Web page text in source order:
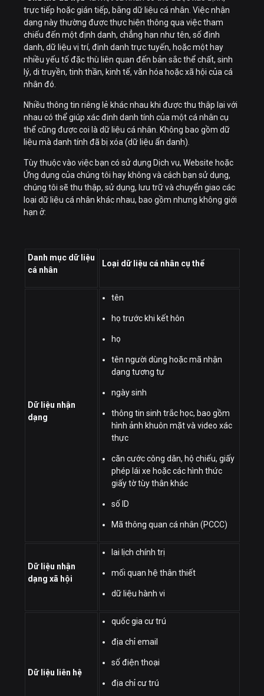
trực tiếp hoặc gián tiếp, bằng dữ liệu cá nhân. Việc nhận
dạng này thường được thực hiện thông qua việc tham
chiếu đến một định danh, chẳng hạn như tên, số định
danh, dữ liệu vị trí, định danh trực tuyến, hoặc một hay
nhiều yếu tố đặc thù liên quan đến bản sắc thể chất, sinh
lý, di truyền, tinh thần, kinh tế, văn hóa hoặc xã hội của cá
nhân đó.
Nhiều thông tin riêng lẻ khác nhau khi được thu thập lại với
nhau có thể giúp xác định danh tính của một cá nhân cụ
thể cũng được coi là dữ liệu cá nhân. Không bao gồm dữ
liệu mà danh tính đã bị xóa (dữ liệu ẩn danh).
Tùy thuộc vào việc bạn có sử dụng Dịch vụ, Website hoặc
Ứng dụng của chúng tôi hay không và cách bạn sử dụng,
chúng tôi sẽ thu thập, sử dụng, lưu trữ và chuyển giao các
loại dữ liệu cá nhân khác nhau, bao gồm nhưng không giới
hạn ở:
Danh mục dữ liệu
cá nhân
Loại dữ liệu cá nhân cụ thể
Dữ liệu nhận
dạng
tên
họ trước khi kết hôn
họ
tên người dùng hoặc mã nhận
dạng tương tự
ngày sinh
thông tin sinh trắc học, bao gồm
hình ảnh khuôn mặt và video xác
thực
căn cước công dân, hộ chiếu, giấy
phép lái xe hoặc các hình thức
giấy tờ tùy thân khác
số ID
Mã thông quan cá nhân (PCCC)
Dữ liệu nhận
dạng xã hội
lai lịch chính trị
mối quan hệ thân thiết
dữ liệu hành vi
Dữ liệu liên hệ
quốc gia cư trú
địa chỉ email
số điện thoại
địa chỉ cư trú